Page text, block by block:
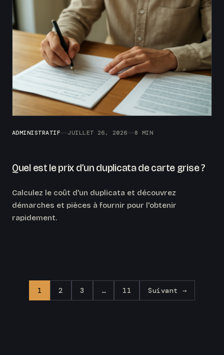
ADMINISTRATIF JUILLET 26, 2026 8 MIN
Quel est le prix d’un duplicata de carte grise ?
Calculez le coût d'un duplicata et découvrez
démarches et pièces à fournir pour l'obtenir
rapidement.
1 2 3 … 11 Suivant →